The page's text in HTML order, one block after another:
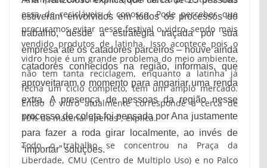
estiveram envolvidos em todos os processos do
trabalho, desde a estratégia traçada por sua
empresa até os catadores parceiros – houve ainda
catadores conhecidos na região, informais, que
aproveitaram o momento para angariar uma renda
extra. A presença de pessoas da região nesse
processo de coleta foi pensada por Ana justamente
para fazer a roda girar localmente, ao invés de
“importar” soluções.
essa de recicláveis é conosco. Pode perceber que
procuramos evitar nesse festival o vidro, sendo mais
vendido produtos de latinha. Isso acontece pois o
vidro hoje é um grande problema do meio ambiente,
não tem tanta reciclagem, enquanto a latinha já
fecha um ciclo completo, tem um amplo mercado.
Então o vidro atualmente corresponde a cerca de
10% do material apenas”, explica.
Todo o trabalho se concentrou na Praça da
Liberdade, CMU (Centro de Multiplo Uso) e no Palco